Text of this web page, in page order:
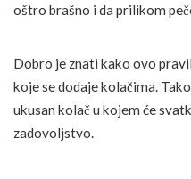
oštro brašno i da prilikom
Dobro je znati kako ovo
koje se dodaje kolačima.
ukusan kolač u kojem će
zadovoljstvo.